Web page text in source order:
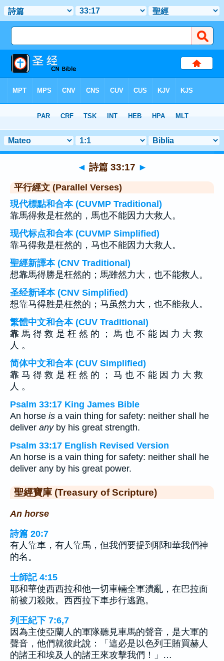
> 聖經金句 17
◄ 詩篇 33:17 ►
平行經文 (Parallel Verses)
現代標點和合本 (CUVMP Traditional)
靠馬得救是枉然的，馬也不能因力大救人。
现代标点和合本 (CUVMP Simplified)
靠马得救是枉然的，马也不能因力大救人。
聖經新譯本 (CNV Traditional)
想靠馬得勝是枉然的；馬雖然力大，也不能救人。
圣经新译本 (CNV Simplified)
想靠马得胜是枉然的；马虽然力大，也不能救人。
繁體中文和合本 (CUV Traditional)
靠 馬 得 救 是 枉 然 的 ； 馬 也 不 能 因 力 大 救
人 。
简体中文和合本 (CUV Simplified)
靠 马 得 救 是 枉 然 的 ； 马 也 不 能 因 力 大 救
人 。
Psalm 33:17 King James Bible
An horse is a vain thing for safety: neither shall he
deliver anyby his great strength.
Psalm 33:17 English Revised Version
An horse is a vain thing for safety: neither shall he
deliver any by his great power.
聖經寶庫 (Treasury of Scripture)
An horse
詩篇 20:7
有人靠車，有人靠馬，但我們要提到耶和華我們神
的名。
士師記 4:15
耶和華使西西拉和他一切車輛全軍潰亂，在巴拉面
前被刀殺敗。西西拉下車步行逃跑。
列王紀下 7:6,7
因為主使亞蘭人的軍隊聽見車馬的聲音，是大軍的
聲音，他們就彼此說：「這必是以色列王賄買赫人
的諸王和埃及人的諸王來攻擊我們！」…